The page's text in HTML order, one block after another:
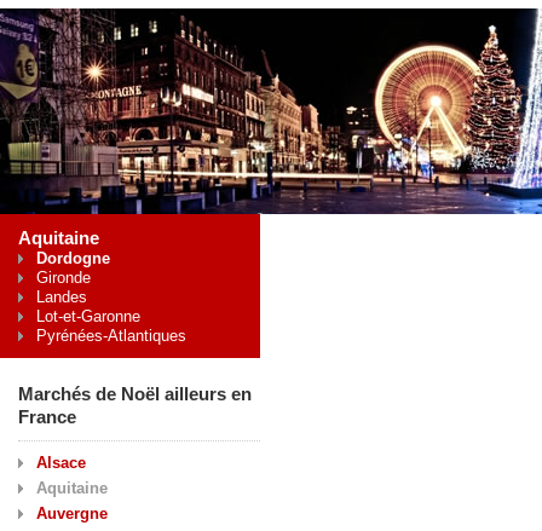
Aquitaine
Dordogne
Gironde
Landes
Lot-et-Garonne
Pyrénées-Atlantiques
Marchés de Noël ailleurs en
France
Alsace
Aquitaine
Auvergne